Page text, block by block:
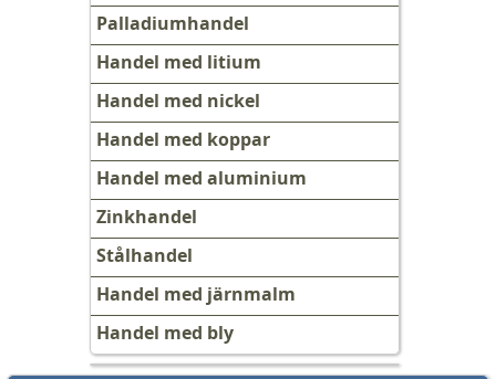
Palladiumhandel
Handel med litium
Handel med nickel
Handel med koppar
Handel med aluminium
Zinkhandel
Stålhandel
Handel med järnmalm
Handel med bly